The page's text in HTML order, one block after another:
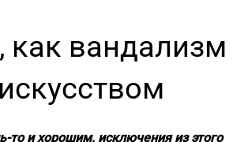
как вандализм
то и хорошим, исключения из этого